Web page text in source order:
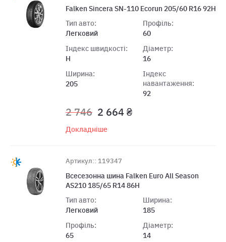
Falken Sincera SN-110 Ecorun 205/60 R16 92H
Тип авто:
Легковий
Індекс швидкості:
H
Ширина:
205
Профіль:
60
Діаметр:
16
Індекс
навантаження:
92
2 746 2 664 ₴
Докладніше
Артикул:: 119347
Всесезонна шина Falken Euro All Season
AS210 185/65 R14 86H
Тип авто:
Легковий
Профіль:
65
Ширина:
185
Діаметр:
14